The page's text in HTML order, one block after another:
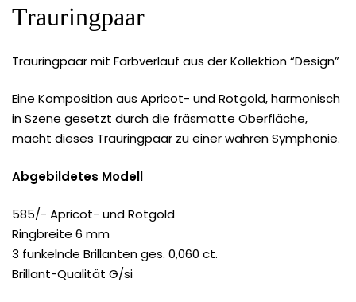
Trauringpaar
Trauringpaar mit Farbverlauf aus der Kollektion “Design”
Eine Komposition aus Apricot- und Rotgold, harmonisch
in Szene gesetzt durch die fräsmatte Oberfläche,
macht dieses Trauringpaar zu einer wahren Symphonie.
Abgebildetes Modell
585/- Apricot- und Rotgold
Ringbreite 6 mm
3 funkelnde Brillanten ges. 0,060 ct.
Brillant-Qualität G/si